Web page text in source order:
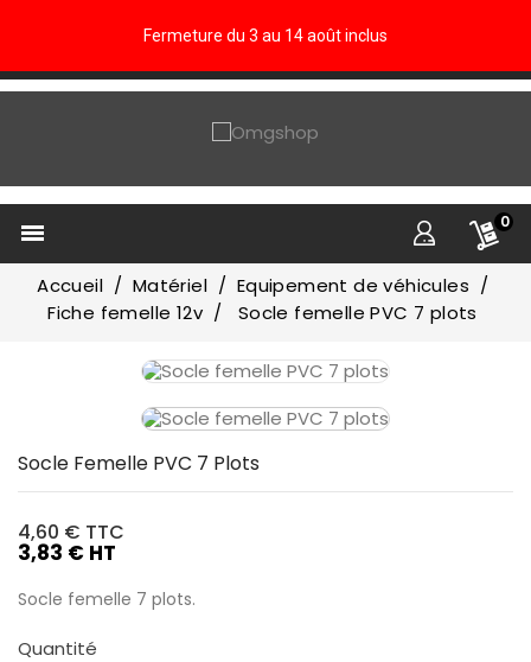
Fermeture du 3 au 14 août inclus
 0
Accueil Matériel
Equipement de véhicules
Fiche femelle 12v
Socle femelle PVC 7 plots
Socle Femelle PVC 7 Plots
4,60 € TTC
3,83 € HT
Socle femelle 7 plots.
Quantité